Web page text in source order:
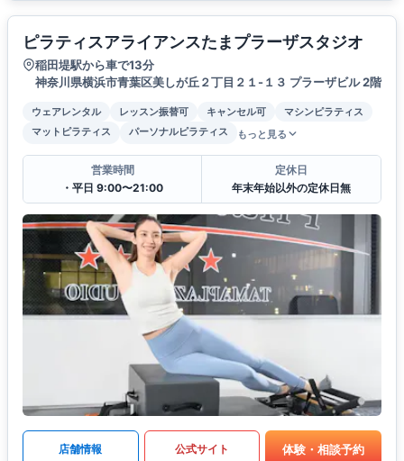
ピラティスアライアンスたまプラーザスタジオ
稲田堤駅から車で13分
神奈川県横浜市青葉区美しが丘２丁目２１-１３ プラーザビル 2階
ウェアレンタル レッスン振替可 キャンセル可
マシンピラティス
マットピラティス
パーソナルピラティス もっと見る
営業時間
・平日 9:00〜21:00
定休日
年末年始以外の定休日無
店舗情報 公式サイト 体験・相談予約